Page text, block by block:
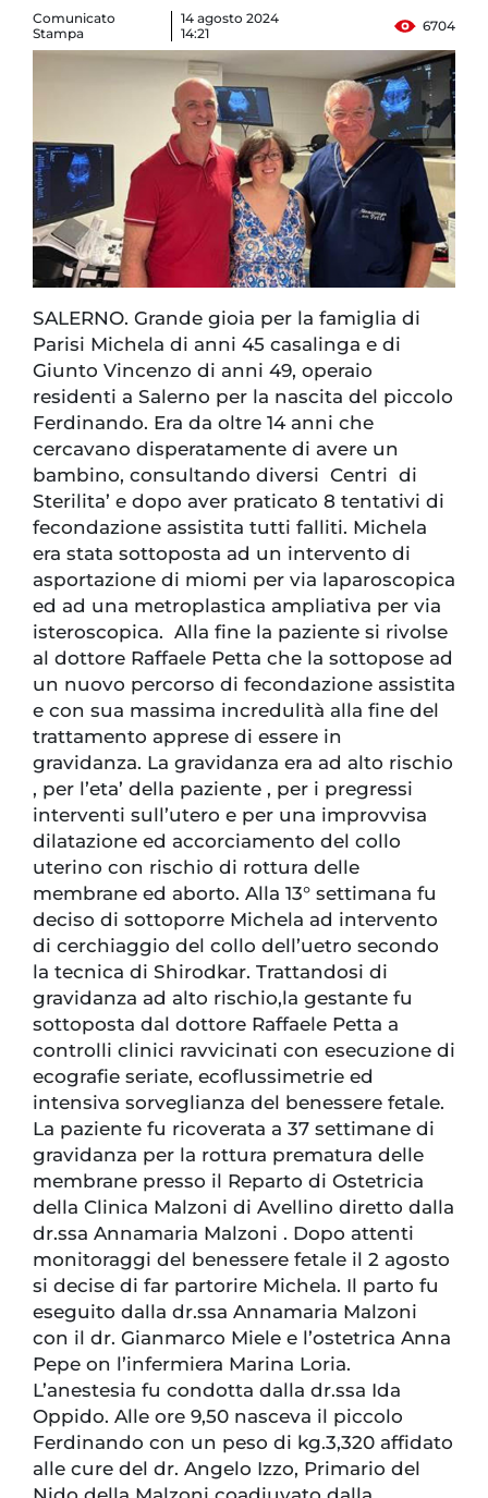
Comunicato
Stampa
14 agosto 2024
14:21
6704
SALERNO. Grande gioia per la famiglia di
Parisi Michela di anni 45 casalinga e di
Giunto Vincenzo di anni 49, operaio
residenti a Salerno per la nascita del piccolo
Ferdinando. Era da oltre 14 anni che
cercavano disperatamente di avere un
bambino, consultando diversi Centri di
Sterilita’ e dopo aver praticato 8 tentativi di
fecondazione assistita tutti falliti. Michela
era stata sottoposta ad un intervento di
asportazione di miomi per via laparoscopica
ed ad una metroplastica ampliativa per via
isteroscopica. Alla fine la paziente si rivolse
al dottore Raffaele Petta che la sottopose ad
un nuovo percorso di fecondazione assistita
e con sua massima incredulità alla fine del
trattamento apprese di essere in
gravidanza. La gravidanza era ad alto rischio
, per l’eta’ della paziente , per i pregressi
interventi sull’utero e per una improvvisa
dilatazione ed accorciamento del collo
uterino con rischio di rottura delle
membrane ed aborto. Alla 13° settimana fu
deciso di sottoporre Michela ad intervento
di cerchiaggio del collo dell’uetro secondo
la tecnica di Shirodkar. Trattandosi di
gravidanza ad alto rischio,la gestante fu
sottoposta dal dottore Raffaele Petta a
controlli clinici ravvicinati con esecuzione di
ecografie seriate, ecoflussimetrie ed
intensiva sorveglianza del benessere fetale.
La paziente fu ricoverata a 37 settimane di
gravidanza per la rottura prematura delle
membrane presso il Reparto di Ostetricia
della Clinica Malzoni di Avellino diretto dalla
dr.ssa Annamaria Malzoni . Dopo attenti
monitoraggi del benessere fetale il 2 agosto
si decise di far partorire Michela. Il parto fu
eseguito dalla dr.ssa Annamaria Malzoni
con il dr. Gianmarco Miele e l’ostetrica Anna
Pepe on l’infermiera Marina Loria.
L’anestesia fu condotta dalla dr.ssa Ida
Oppido. Alle ore 9,50 nasceva il piccolo
Ferdinando con un peso di kg.3,320 affidato
alle cure del dr. Angelo Izzo, Primario del